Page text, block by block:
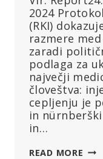
2024
(RKI)
razmere
zaradi
podlaga za
največji
človeštva:
cepljenju je
in
in…
READ MORE